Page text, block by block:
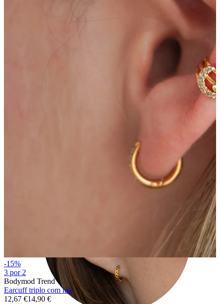
-15%
3 por 2
Bodymod Trend
Earcuff triplo com lua
12,67 €14,90 €